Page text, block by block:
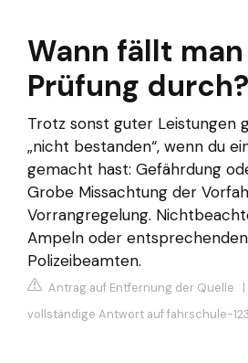
Wann fällt
Prüfung durch?
Trotz sonst guter Leistungen
„nicht bestanden“, wenn du
gemacht hast: Gefährdung
Grobe Missachtung der
Vorrangregelung.
Ampeln oder
Polizeibeamten.
Antrag auf Entfernung der Quelle |
vollständige Antwort auf fahrschule-